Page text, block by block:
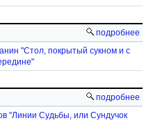
подробнее
"Стол, покрытый сукном и с
подробнее
"Линии Судьбы, или Сундучок